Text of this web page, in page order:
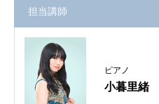
担当講師
ピアノ
小暮里緒